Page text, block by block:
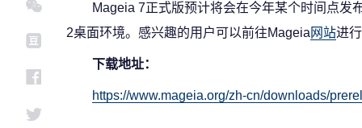
Mageia 7正式版预计将会在今年某个时间点发
2桌面环境。感兴趣的用户可以前往Mageia 网站进
下载地址：
https://www.mageia.org/zh-cn/downloads/